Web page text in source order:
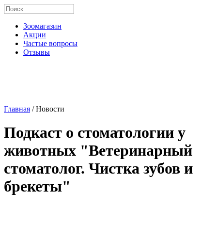
Зоомагазин
Акции
Частые вопросы
Отзывы
Главная /Новости
Подкаст о стоматологии у
животных "Ветеринарный
стоматолог. Чистка зубов и
брекеты"